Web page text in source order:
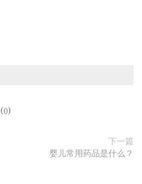
(0)
下一篇
婴儿常用药品是什么？